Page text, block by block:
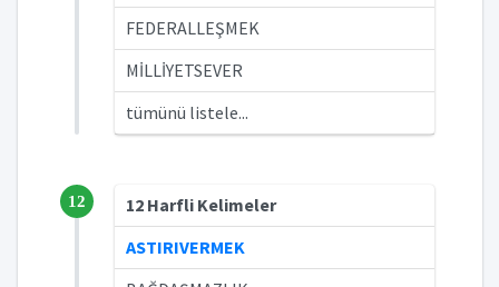
FEDERALLEŞMEK
MİLLİYETSEVER
tümünü listele...
12
12 Harfli Kelimeler
ASTIRIVERMEK